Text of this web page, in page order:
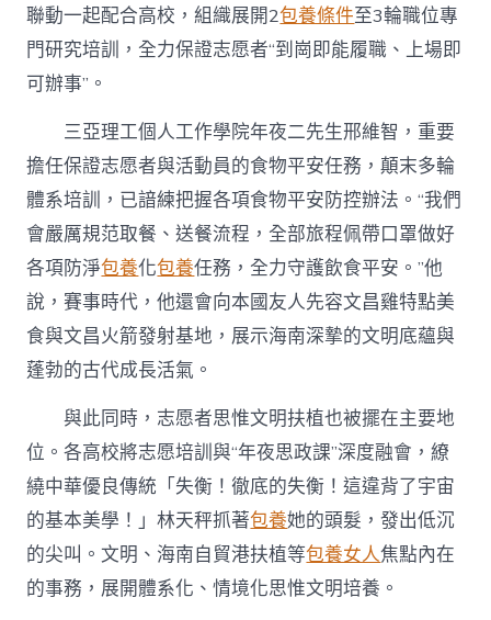
聯動一起配合高校，組織展開2包養條件至3輪職位專
門研究培訓，全力保證志愿者“到崗即能履職、上場即
可辦事”。
三亞理工個人工作學院年夜二先生邢維智，重要
擔任保證志愿者與活動員的食物平安任務，顛末多輪
體系培訓，已諳練把握各項食物平安防控辦法。“我們
會嚴厲規范取餐、送餐流程，全部旅程佩帶口罩做好
各項防淨包養化包養任務，全力守護飲食平安。”他
說，賽事時代，他還會向本國友人先容文昌雞特點美
食與文昌火箭發射基地，展示海南深摯的文明底蘊與
蓬勃的古代成長活氣。
與此同時，志愿者思惟文明扶植也被擺在主要地
位。各高校將志愿培訓與“年夜思政課”深度融會，繚
繞中華優良傳統「失衡！徹底的失衡！這違背了宇宙
的基本美學！」林天秤抓著包養她的頭髮，發出低沉
的尖叫。文明、海南自貿港扶植等包養女人焦點內在
的事務，展開體系化、情境化思惟文明培養。